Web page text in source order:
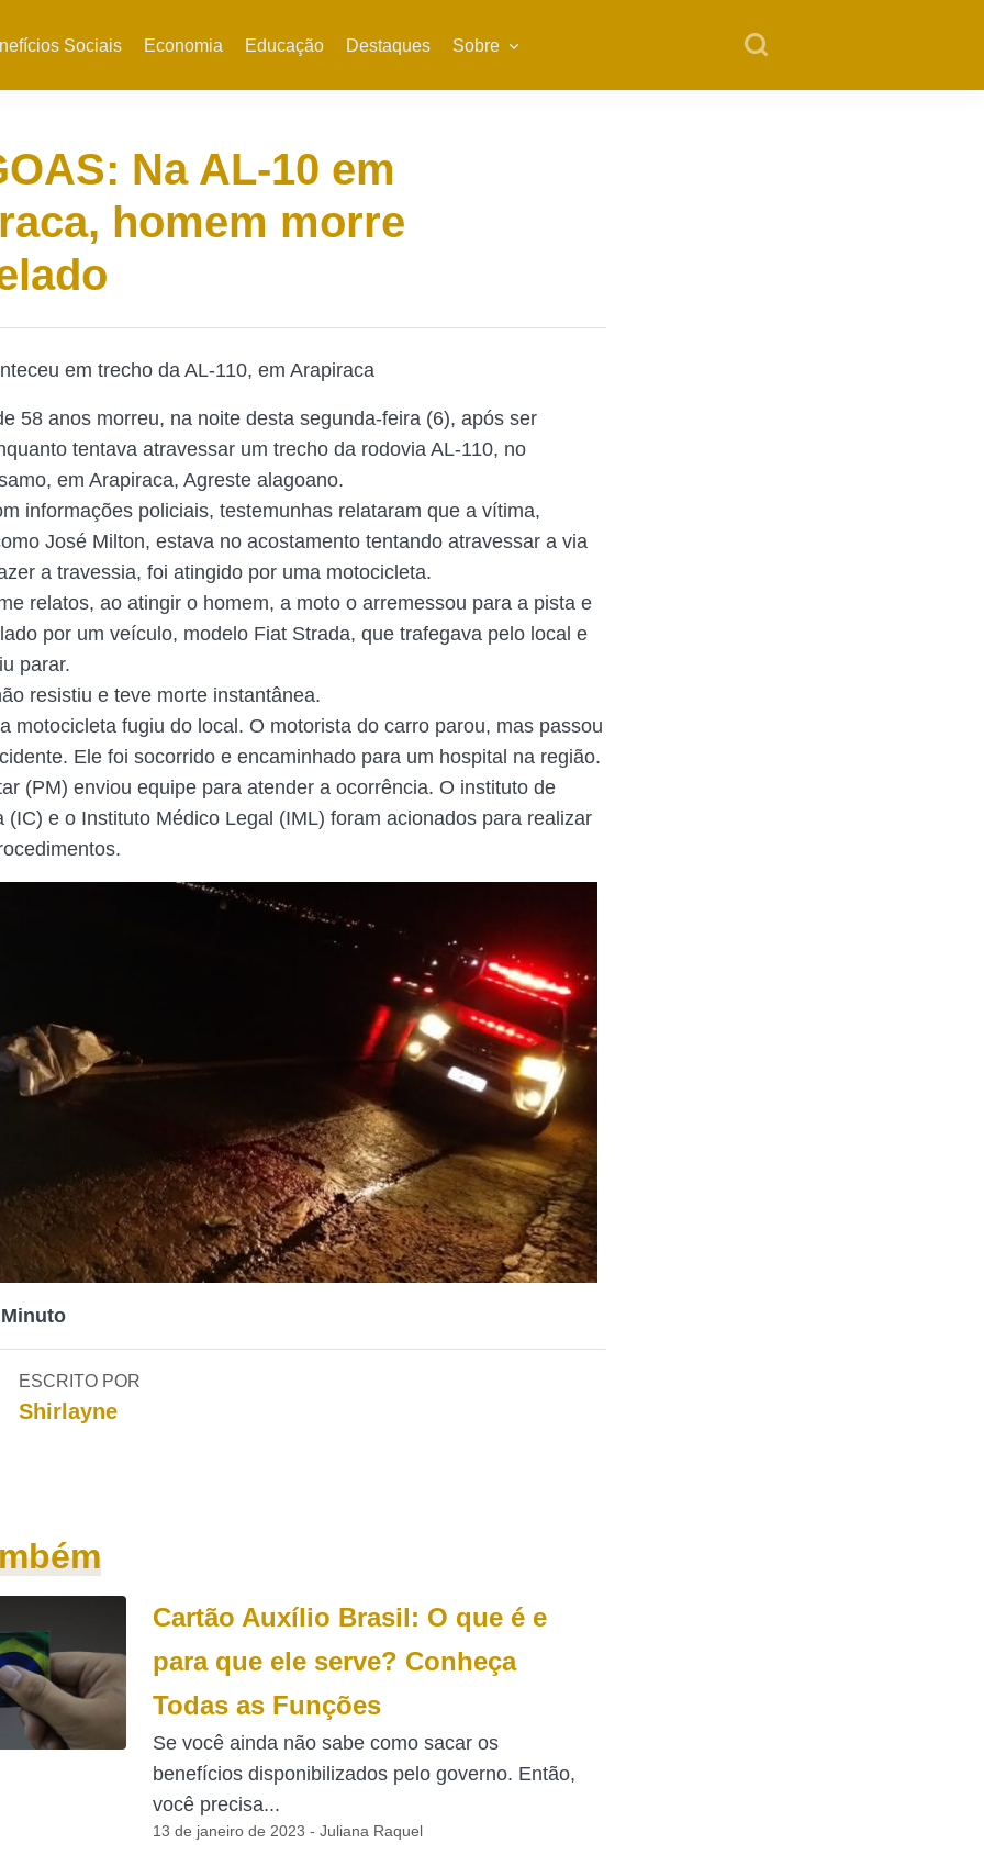
Sociais Economia Educação Destaques Sobre
Na AL-10 em
homem morre
em trecho da AL-110, em Arapiraca
58 anos morreu, na noite desta segunda-feira (6), após ser
tentava atravessar um trecho da rodovia AL-110, no
em Arapiraca, Agreste alagoano.
informações policiais, testemunhas relataram que a vítima,
José Milton, estava no acostamento tentando atravessar a via
a travessia, foi atingido por uma motocicleta.
relatos, ao atingir o homem, a moto o arremessou para a pista e
por um veículo, modelo Fiat Strada, que trafegava pelo local e
parar.
resistiu e teve morte instantânea.
motocicleta fugiu do local. O motorista do carro parou, mas passou
Ele foi socorrido e encaminhado para um hospital na região.
(PM) enviou equipe para atender a ocorrência. O instituto de
(IC) e o Instituto Médico Legal (IML) foram acionados para realizar
ESCRITO POR
Shirlayne
Cartão Auxílio Brasil: O que é e
para que ele serve? Conheça
Todas as Funções
Se você ainda não sabe como sacar os
benefícios disponibilizados pelo governo. Então,
você precisa...
13 de janeiro de 2023 - Juliana Raquel